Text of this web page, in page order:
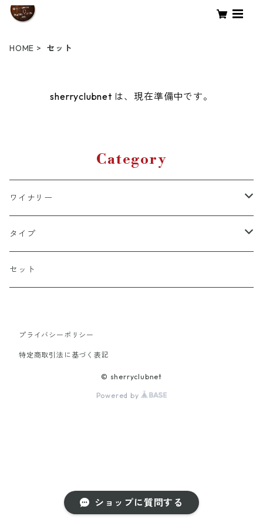
HOME セット
sherryclubnet は、現在準備中です。
Category
ワイナリー
サンルーカル・デ・バラメダ
アントニオ・バルバディージョ
へレス・デ・ラ・フロンテーラ
ウィズダム＆ウォルター
オズボーン
その他
タイプ
すっきり辛口 フィノ
熟成辛口 オロロソ
熟成辛口 アモンティリャード
セット
プライバシーポリシー
特定商取引法に基づく表記
© sherryclubnet
Powered by
ショップに質問する